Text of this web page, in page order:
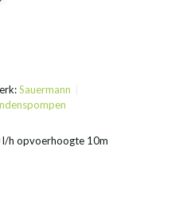
Sauermann
h opvoerhoogte 10m